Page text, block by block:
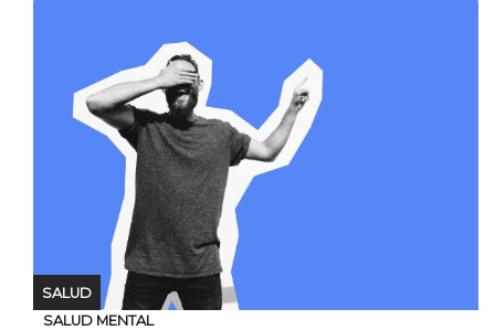
SALUD
SALUD MENTAL